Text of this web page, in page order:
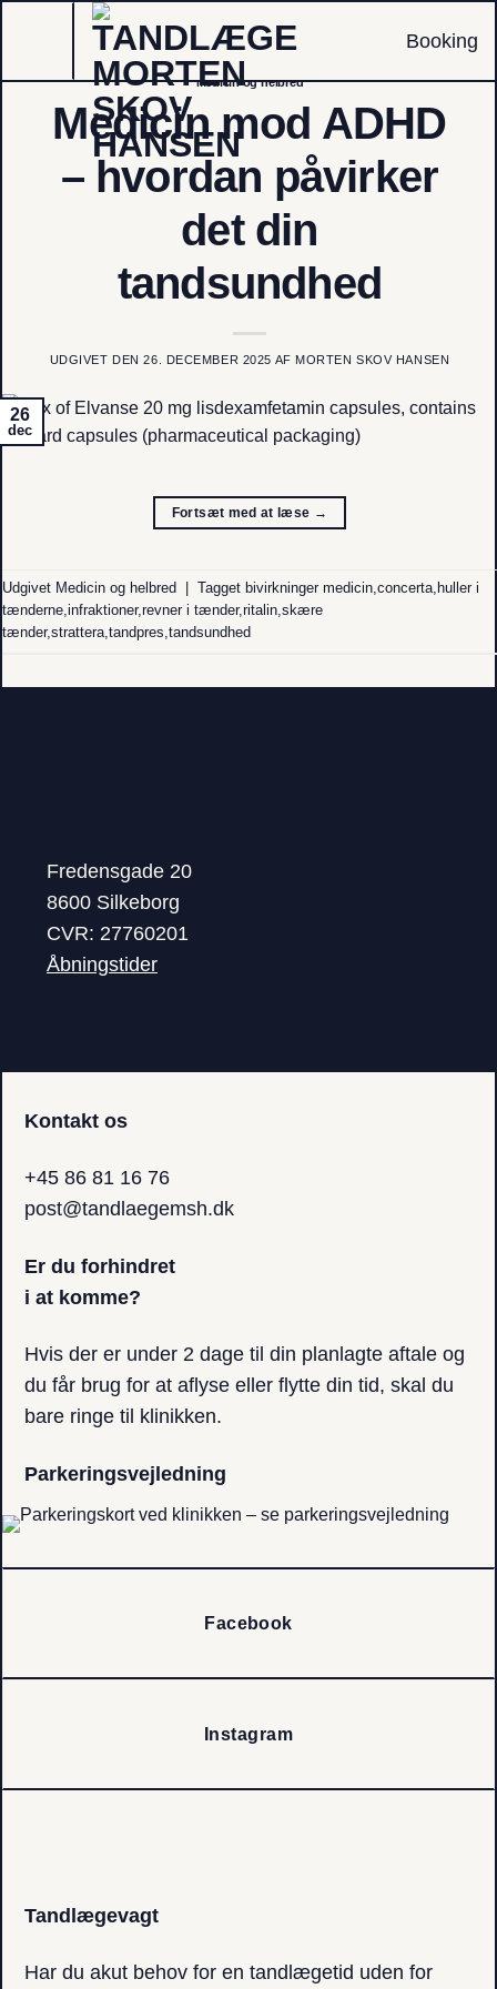
Booking
Medicin og helbred
Medicin mod ADHD
– hvordan påvirker
det din
tandsundhed
UDGIVET DEN26. DECEMBER 2025 AF MORTEN SKOV HANSEN
26
dec
Fortsæt med at læse →
Udgivet Medicin og helbred Tagget bivirkninger medicin concerta huller i
tænderne infraktioner,revner i tænder,ritalin skære
tænder,strattera tandpres tandsundhed
Fredensgade 20
8600 Silkeborg
CVR: 27760201
Åbningstider
Kontakt os
+45 86 81 16 76
post@tandlaegemsh.dk
Er du forhindret
i at komme?
Hvis der er under 2 dage til din planlagte aftale og
du får brug for at aflyse eller​ flytte din tid, skal du
bare ringe til klinikken.
Parkerings­vejledning
Facebook
Instagram
Tandlægevagt
Har du akut behov for en tandlægetid uden for